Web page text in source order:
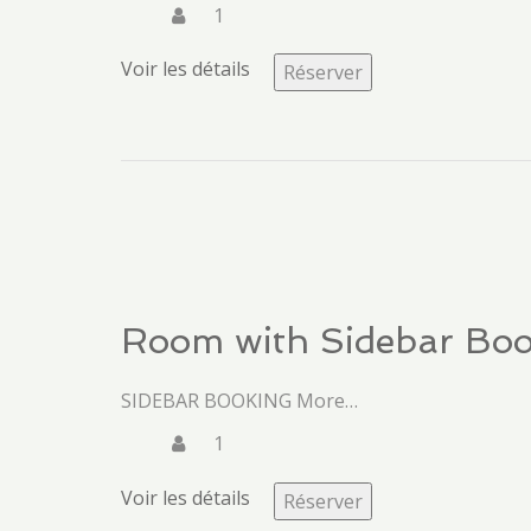
1
Voir les détails Réserver
Room with Sidebar
SIDEBAR BOOKING More…
1
Voir les détails Réserver